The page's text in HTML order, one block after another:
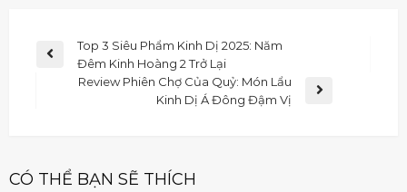
Top 3 Siêu Phẩm Kinh Dị 2025: Năm
Đêm Kinh Hoàng 2 Trở Lại
Review Phiên Chợ Của Quỷ: Món Lẩu
Kinh Dị Á Đông Đậm Vị
CÓ THỂ BẠN SẼ THÍCH